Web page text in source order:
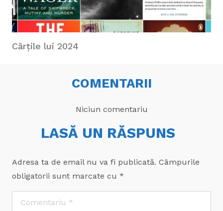
Cărțile lui 2024
COMENTARII
Niciun comentariu
LASĂ UN RĂSPUNS
Adresa ta de email nu va fi publicată. Câmpurile
obligatorii sunt marcate cu *